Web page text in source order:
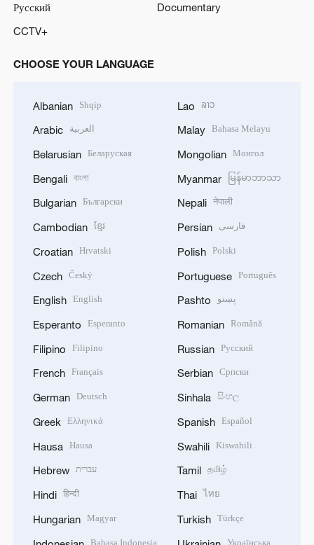
Русский
Documentary
CCTV+
CHOOSE YOUR LANGUAGE
Albanian Shqip
Arabic العربية
Belarusian Беларуская
Bengali বাংলা
Bulgarian Български
Cambodian ខ្មែរ
Croatian Hrvatski
Czech Český
English English
Esperanto Esperanto
Filipino Filipino
French Français
German Deutsch
Greek Ελληνικά
Hausa Hausa
Hebrew עברית
Hindi हिन्दी
Hungarian Magyar
Lao ລາວ
Malay Bahasa Melayu
Mongolian Монгол
Myanmar မြန်မာဘာသာ
Nepali नेपाली
Persian فارسی
Polish Polski
Portuguese Português
Pashto پښتو
Romanian Română
Russian Русский
Serbian Српски
Sinhala සිංහල
Spanish Español
Swahili Kiswahili
Tamil தமிழ்
Thai ไทย
Turkish Türkçe